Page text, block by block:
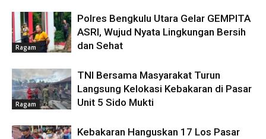
Ragam
Polres Bengkulu Utara Gelar GEMPITA
ASRI, Wujud Nyata Lingkungan Bersih
dan Sehat
Ragam
TNI Bersama Masyarakat Turun
Langsung Kelokasi Kebakaran di Pasar
Unit 5 Sido Mukti
Kebakaran Hanguskan 17 Los Pasar